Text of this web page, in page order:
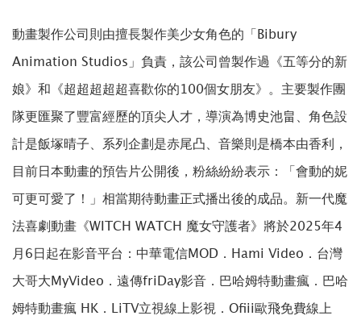
動畫製作公司則由擅長製作美少女角色的「Bibury
Animation Studios」負責，該公司曾製作過《五等分的新
娘》和《超超超超超喜歡你的100個女朋友》。主要製作團
隊更匯聚了豐富經歷的頂尖人才，導演為博史池畠、角色設
計是飯塚晴子、系列企劃是赤尾凸、音樂則是橋本由香利，
目前日本動畫的預告片公開後，粉絲紛紛表示：「會動的妮
可更可愛了！」相當期待動畫正式播出後的成品。新一代魔
法喜劇動畫《WITCH WATCH 魔女守護者》將於2025年4
月6日起在影音平台：中華電信MOD．Hami Video．台灣
大哥大MyVideo．遠傳friDay影音．巴哈姆特動畫瘋．巴哈
姆特動畫瘋 HK．LiTV立視線上影視．Ofiii歐飛免費線上